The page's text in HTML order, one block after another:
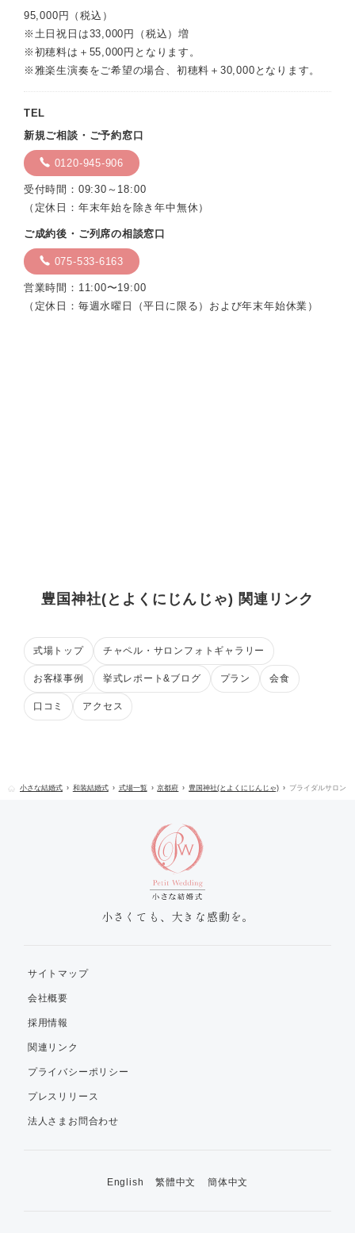
95,000円（税込）
※土日祝日は33,000円（税込）増
※初穂料は＋55,000円となります。
※雅楽生演奏をご希望の場合、初穂料＋30,000となります。
TEL
新規ご相談・ご予約窓口
0120-945-906
受付時間：09:30～18:00
（定休日：年末年始を除き年中無休）
ご成約後・ご列席の相談窓口
075-533-6163
営業時間：11:00〜19:00
（定休日：毎週水曜日（平日に限る）および年末年始休業）
豊国神社(とよくにじんじゃ) 関連リンク
式場トップ チャペル・サロンフォトギャラリー
お客様事例 挙式レポート&ブログ プラン 会食
口コミ アクセス
小さな結婚式 和装結婚式 式場一覧 京都府 豊国神社(とよくにじんじゃ) ブライダルサロン
小さくても、大きな感動を。
サイトマップ
会社概要
採用情報
関連リンク
プライバシーポリシー
プレスリリース
法人さまお問合わせ
English 繁體中文 簡体中文